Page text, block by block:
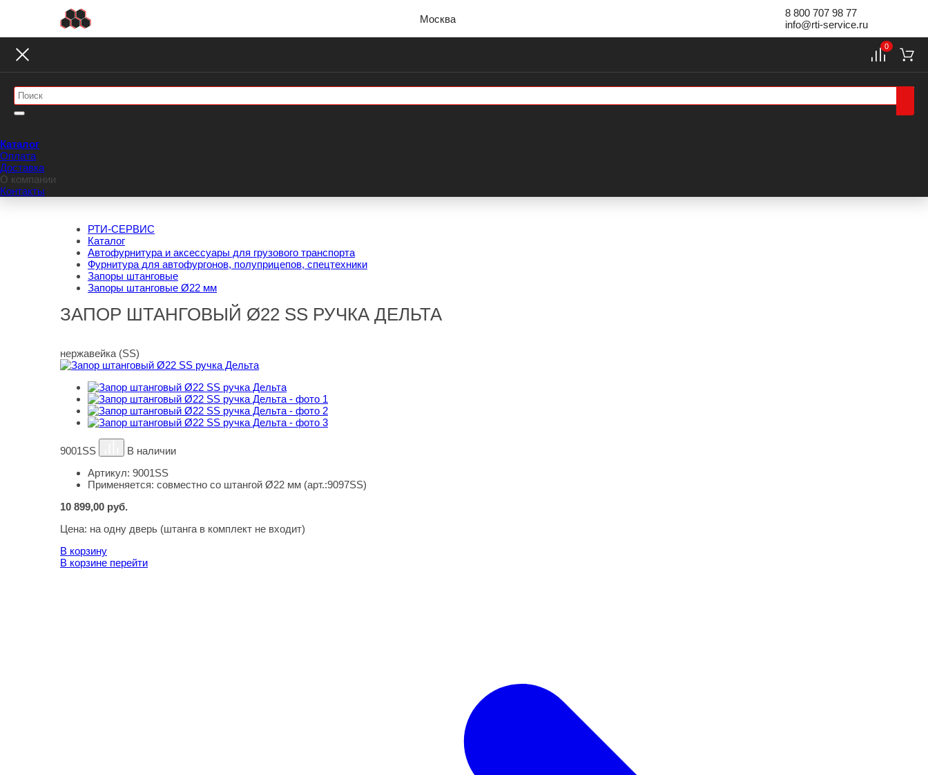
Москва
8 800 707 98 77
info@rti-service.ru
Каталог
Оплата
Доставка
О компании
Контакты
0
РТИ-СЕРВИС
Каталог
Автофурнитура и аксессуары для грузового транспорта
Фурнитура для автофургонов, полуприцепов, спецтехники
Запоры штанговые
Запоры штанговые Ø22 мм
ЗАПОР ШТАНГОВЫЙ Ø22 SS РУЧКА ДЕЛЬТА
нержавейка (SS)
9001SS
В наличии
Артикул: 9001SS
Применяется: совместно со штангой Ø22 мм (арт.:9097SS)
10 899,00 руб.
Цена: на одну дверь (штанга в комплект не входит)
В корзину
В корзине перейти